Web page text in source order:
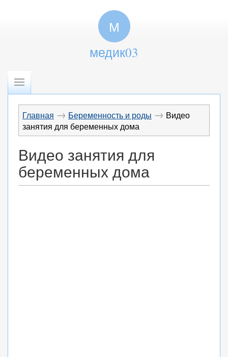
М
медик03
Главная → Беременность и роды → Видео
занятия для беременных дома
Видео занятия для
беременных дома